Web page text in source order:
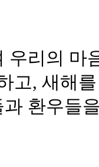
우리의 마
고, 새해
환우들